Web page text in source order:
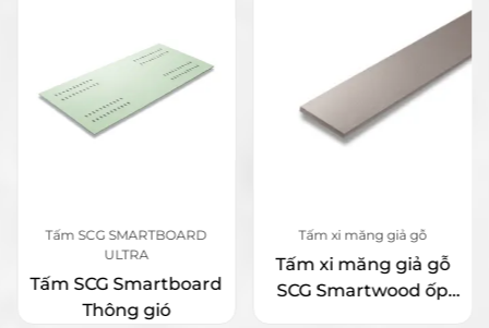
Tấm SCG SMARTBOARD
ULTRA
Tấm SCG Smartboard
Thông gió
Tấm xi măng giả gỗ
Tấm xi măng giả gỗ
SCG Smartwood ốp